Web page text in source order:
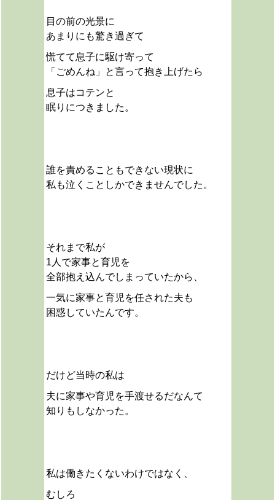
目の前の光景に
あまりにも驚き過ぎて
慌てて息子に駆け寄って
「ごめんね」と言って抱き上げたら
息子はコテンと
眠りにつきました。
誰を責めることもできない現状に
私も泣くことしかできませんでした。
それまで私が
1人で家事と育児を
全部抱え込んでしまっていたから、
一気に家事と育児を任された夫も
困惑していたんです。
だけど当時の私は
夫に家事や育児を手渡せるだなんて
知りもしなかった。
私は働きたくないわけではなく、
むしろ